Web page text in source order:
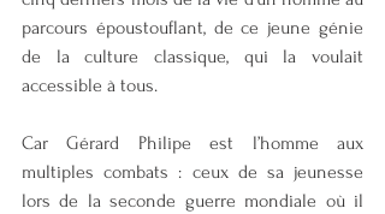
parcours époustouflant, de ce jeune génie
de la culture classique, qui la voulait
accessible à tous.
Car Gérard Philipe est l’homme aux
multiples combats : ceux de sa jeunesse
lors de la seconde guerre mondiale où il